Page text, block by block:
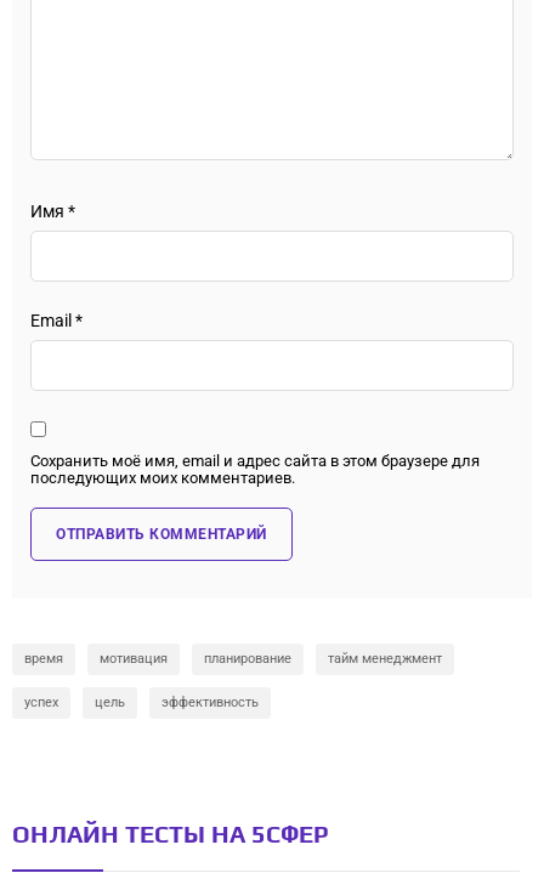
Имя *
Email *
Сохранить моё имя, email и адрес сайта в этом браузере для
последующих моих комментариев.
время мотивация планирование тайм менеджмент
успех цель эффективность
ОНЛАЙН ТЕСТЫ НА 5СФЕР